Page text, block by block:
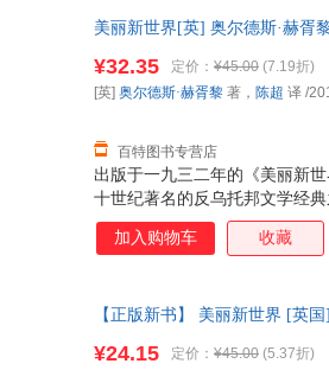
美丽新世界[英] 奥尔德斯·赫胥
出版于一九三二年的《美丽新
十世纪著名的反乌托邦文学经
的《我们》并称为“反乌托邦”
返美丽新世界》全文收入。 “
¥32.35 定价： ¥45.00 (7.19折)
百特图书专营店
[英] 奥尔德斯·赫胥黎 著， 陈超 译 /
加入购物车 收藏
【正版新书】 美丽新世界 [英
¥24.15 定价： ¥45.00 (5.37折)